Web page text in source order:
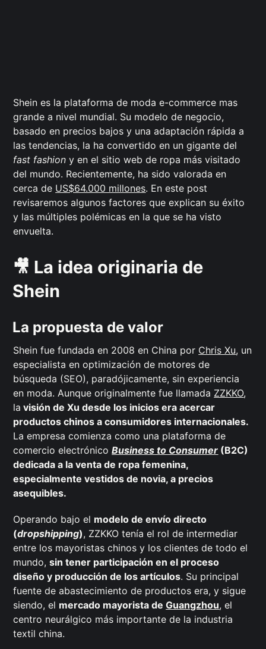
Shein es la plataforma de moda e-commerce mas
grande a nivel mundial. Su modelo de negocio,
basado en precios bajos y una adaptación rápida a
las tendencias, la ha convertido en un gigante del
fast fashiony en el sitio web de ropa más visitado
del mundo. Recientemente, ha sido valorada en
cerca de US$64.000 millones. En este post
revisaremos algunos factores que explican su éxito
y las múltiples polémicas en la que se ha visto
envuelta.
🎥 La idea originaria de
Shein
La propuesta de valor
Shein fue fundada en 2008 en China por Chris Xu, un
especialista en optimización de motores de
búsqueda (SEO), paradójicamente, sin experiencia
en moda. Aunque originalmente fue llamada ZZKKO,
la visión de Xu desde los inicios era acercar
productos chinos a consumidores internacionales.
La empresa comienza como una plataforma de
comercio electrónicoBusiness to Consumer (B2C)
dedicada a la venta de ropa femenina,
especialmente vestidos de novia, a precios
asequibles.
Operando bajo el modelo de envío directo
(dropshipping), ZZKKO tenía el rol de intermediar
entre los mayoristas chinos y los clientes de todo el
mundo,sin tener participación en el proceso
diseño y producción de los artículos. Su principal
fuente de abastecimiento de productos era, y sigue
siendo, el mercado mayorista deGuangzhou, el
centro neurálgico más importante de la industria
textil china.